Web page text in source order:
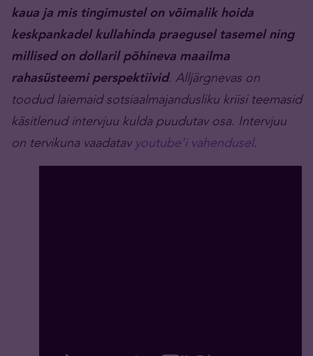
kaua ja mis tingimustel on võimalik hoida
keskpankadel kullahinda praegusel tasemel ning
millised on dollaril põhineva maailma
rahasüsteemi perspektiivid. Alljärgnevas on
toodud laiemaid sotsiaalmajandusliku kriisi teemasid
käsitlenud intervjuu kulda puudutav osa. Intervjuu
on tervikuna vaadatav youtube’i vahendusel.